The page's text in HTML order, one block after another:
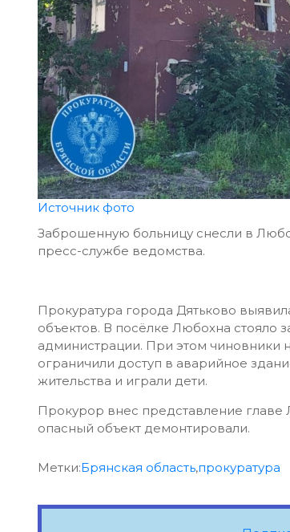
Источник фото
Заброшенную больницу снесли в
пресс-службе ведомства.
Прокуратура города Дятьково
объектов. В посёлке Любохна
администрации. При этом чиновники
ограничили доступ в аварийное
жительства и играли дети.
Прокурор внес представление
опасный объект демонтировали.
Метки:Брянская область,прокуратура